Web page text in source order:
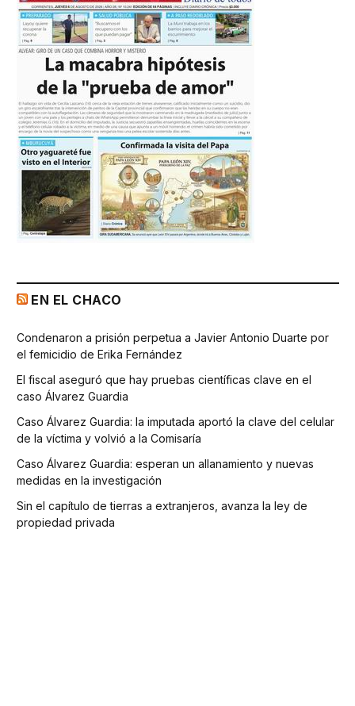
EN EL CHACO
Condenaron a prisión perpetua a Javier Antonio Duarte por
el femicidio de Erika Fernández
El fiscal aseguró que hay pruebas científicas clave en el
caso Álvarez Guardia
Caso Álvarez Guardia: la imputada aportó la clave del celular
de la víctima y volvió a la Comisaría
Caso Álvarez Guardia: esperan un allanamiento y nuevas
medidas en la investigación
Sin el capítulo de tierras a extranjeros, avanza la ley de
propiedad privada